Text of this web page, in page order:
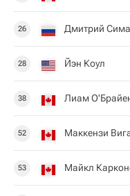
26 Дмитрий
28 Йэн Коул
38 Лиам
52 Маккензи
53 Майкл